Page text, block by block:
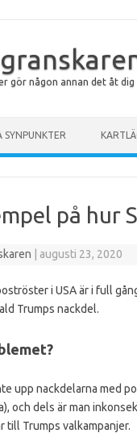
gör någon annan det åt dig
SYNPUNKTER
på hur
augusti 23, 2020
i USA är i full
Trumps nackdel.
upp nackdelarna med
och dels är man
till Trumps valkampanjer.